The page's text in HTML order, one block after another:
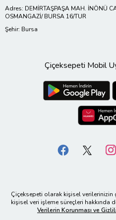
Adres: DEMİRTAŞPAŞA MAH. İNÖNÜ
OSMANGAZİ/ BURSA 16/TUR
Şehir: Bursa
Çiçeksepeti Mobil
Çiçeksepeti olarak kişisel
kişisel veri işleme süreçleri hakkında
Verilerin Korunması ve